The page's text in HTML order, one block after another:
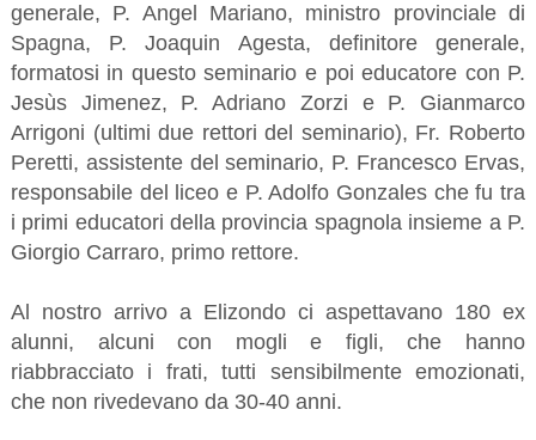
generale, P. Angel Mariano, ministro provinciale di
Spagna, P. Joaquin Agesta, definitore generale,
formatosi in questoseminario e poi educatore con P.
Jesùs Jimenez, P. Adriano Zorzi e P. Gianmarco
Arrigoni (ultimi due rettori del seminario), Fr. Roberto
Peretti, assistente del seminario, P. Francesco Ervas,
responsabile del liceo e P. Adolfo Gonzales che fu tra
i primi educatori della provincia spagnola insieme a P.
Giorgio Carraro, primo rettore.
Al nostro arrivo a Elizondo ci aspettavano 180 ex
alunni, alcuni con mogli e figli, che hanno
riabbracciato i frati, tutti sensibilmente emozionati,
che non rivedevano da 30-40 anni.